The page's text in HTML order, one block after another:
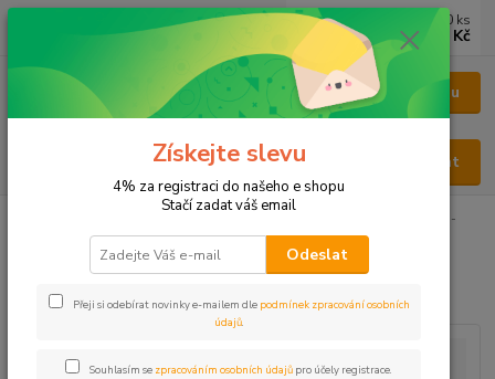
Menu
Hledat
0 ks
0 Kč
Echinacea -
třapatka kořen
Echinacea - třapatka kořen
Získejte slevu
4% za registraci do našeho e shopu
Stačí zadat váš email
Odeslat
Přeji si odebírat novinky e-mailem dle podmínek zpracování osobních
údajů.
Souhlasím se zpracováním osobních údajů pro účely registrace.